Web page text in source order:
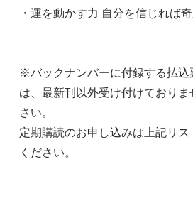
・運を動かす力 自分を信じれば
※バックナンバーに付録する払込
は、最新刊以外受け付けており
さい。
定期購読のお申し込みは上記リ
ください。